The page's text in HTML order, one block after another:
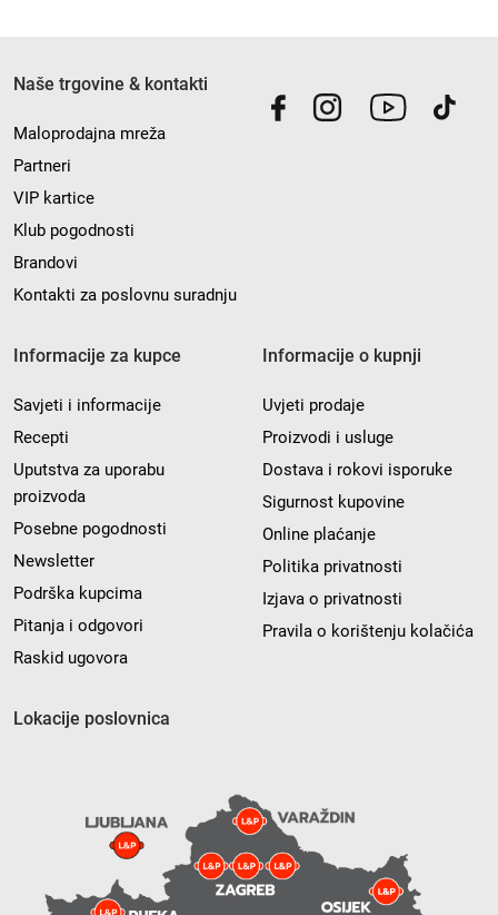
Naše trgovine & kontakti
Maloprodajna mreža
Partneri
VIP kartice
Klub pogodnosti
Brandovi
Kontakti za poslovnu suradnju
Informacije za kupce
Savjeti i informacije
Recepti
Uputstva za uporabu
proizvoda
Posebne pogodnosti
Newsletter
Podrška kupcima
Pitanja i odgovori
Raskid ugovora
Informacije o kupnji
Uvjeti prodaje
Proizvodi i usluge
Dostava i rokovi isporuke
Sigurnost kupovine
Online plaćanje
Politika privatnosti
Izjava o privatnosti
Pravila o korištenju kolačića
Lokacije poslovnica